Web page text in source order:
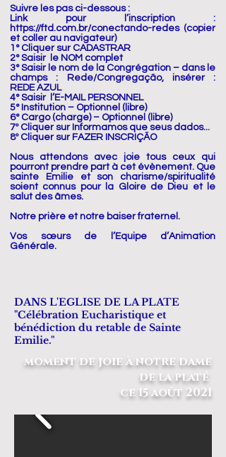
Suivre les pas ci-dessous :
Link pour l’inscription :
https://ftd.com.br/conectando-redes(copier
et coller au navigateur)
1° Cliquer sur CADASTRAR
2° Saisir le NOM complet
3° Saisir le nom de la Congrégation – dans le
champs : Rede/Congregação, insérer :
REDE AZUL
4° Saisir l’E-MAIL PERSONNEL
5° Institution – Optionnel (libre)
6° Cargo (charge) – Optionnel (libre)
7º Cliquer sur Informamos que seus dados...
8º Cliquer sur FAZER INSCRIÇÃO
Nous attendons avec joie tous ceux qui
pourront prendre part à cet évènement. Que
sainte Emilie et son charisme/spiritualité
soient connus pour la Gloire de Dieu et le
salut des âmes.
Notre prière et notre baiser fraternel.
Vos sœurs de l’Equipe d’Animation
Générale.
DANS L'EGLISE DE LA PLATE
"Célébration Eucharistique et
bénédiction du retable de Sainte
Emilie."
moment de joie à notre dame
de la platé
ce 15 août 2021